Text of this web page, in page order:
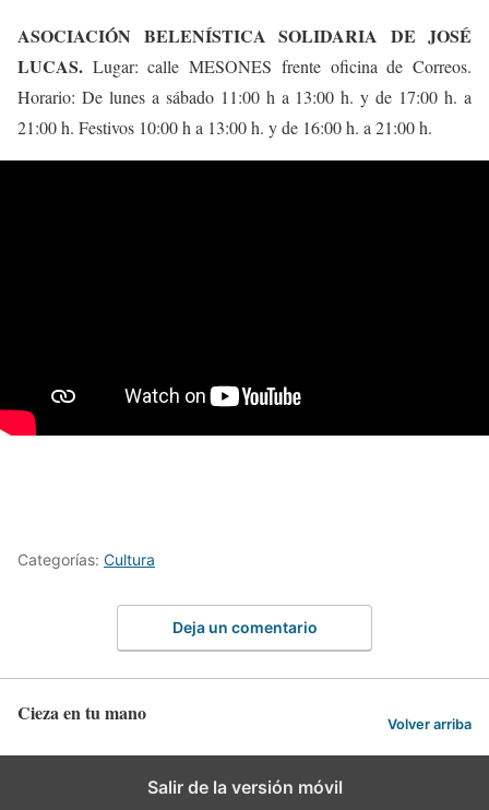
ASOCIACIÓN BELENÍSTICA SOLIDARIA DE JOSÉ
LUCAS. Lugar: calle MESONES frente oficina de Correos.
Horario: De lunes a sábado 11:00 h a 13:00 h. y de 17:00 h. a
21:00 h. Festivos 10:00 h a 13:00 h. y de 16:00 h. a 21:00 h.
Categorías: Cultura
Deja un comentario
Cieza en tu mano Volver arriba
Salir de la versión móvil